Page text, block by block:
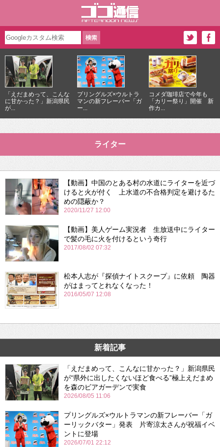
「えだまめって、こんな
に甘かった？」新潟県民
が...
プリングルズ×ウルトラ
マンの新フレーバー「ガ
ー...
コメダ珈琲店で今年も
「カリー祭り」開催 新
作カ...
ライター
【動画】中国のとある村の水道にライターを近づ
けると火が付く 上水道の不合格判定を避けるた
めの隠蔽か？
2020/11/27 12:00
【動画】美人ゲーム実況者 生放送中にライター
で髪の毛に火を付けるという奇行
2017/08/02 07:32
松本人志が『探偵ナイトスクープ』に依頼 陶器
がはまってとれなくなった！
2016/05/07 12:08
新着記事
「えだまめって、こんなに甘かった？」新潟県民
が“県外に出したくないほど食べる”極上えだまめ
を森のビアガーデンで実食
2026/08/05 11:06
プリングルズ×ウルトラマンの新フレーバー「ガ
ーリックバター」発表 片寄涼太さんが祝福イベ
ントに登場
2026/07/01 22:12